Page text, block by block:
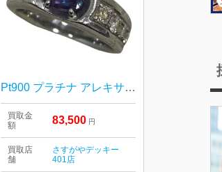
Pt900 プラチナ アレキサンドライト リング
買取金
額
83,500 円
買取店
舗
さすがやデッキー
401店